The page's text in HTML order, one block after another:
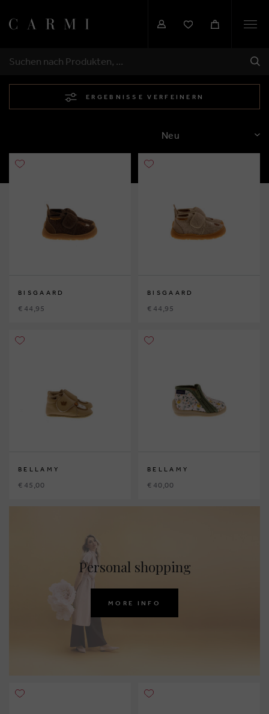
SUCHEN
ERGEBNISSE VERFEINERN
SORTIEREN
BISGAARD
€ 44,95
BISGAARD
€ 44,95
BELLAMY
€ 45,00
BELLAMY
€ 40,00
Personal shopping
MORE INFO